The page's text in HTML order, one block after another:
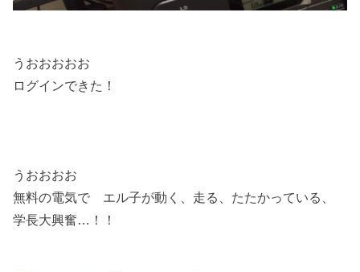
うおおおおお
ログインできた！
うおおおお
無料の電気で エル子が動く、走る、たたかっている、
学長大興奮…！！